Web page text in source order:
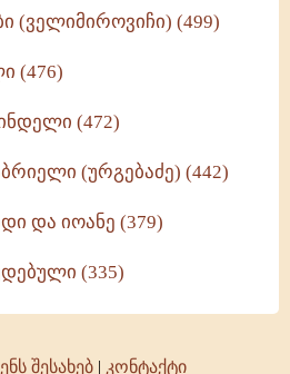
(ველიმიროვიჩი) (499)
(476)
(472)
(ურგებაძე) (442)
და იოანე (379)
(335)
შესახებ| კონტაქტი